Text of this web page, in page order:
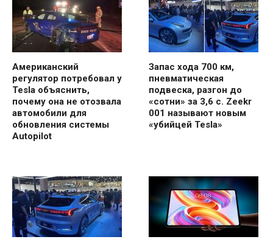
Американский
регулятор потребовал у
Tesla объяснить,
почему она не отозвала
автомобили для
обновления системы
Autopilot
Запас хода 700 км,
пневматическая
подвеска, разгон до
«сотни» за 3,6 с. Zeekr
001 называют новым
«убийцей Tesla»